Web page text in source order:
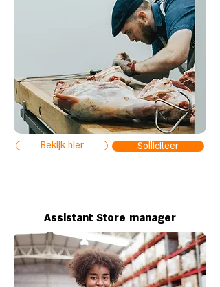
Bekijk hier Solliciteer
Assistant Store manager